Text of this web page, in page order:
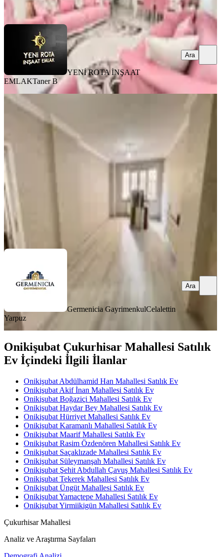
YENİ ROTA İNŞAAT
EMLAKTaner B
Ara
MANZARALI
Onikişubat, Şehit Evliya Mahallesi
130 m²· Bodrum Kat 01.08.2026
Germenicia Gayrimenkul Celalettin Yarpuz
Ara
Germenicia GayrimenkulCelalettin
Yarpuz
Ara
Onikişubat Çukurhisar Mahallesi Satılık
Ev İçindeki İlgili İlanlar
Onikişubat Abdülhamid Han Mahallesi Satılık Ev
Onikişubat Akif İnan Mahallesi Satılık Ev
Onikişubat Boğaziçi Mahallesi Satılık Ev
Onikişubat Haydar Bey Mahallesi Satılık Ev
Onikişubat Hürriyet Mahallesi Satılık Ev
Onikişubat Karamanlı Mahallesi Satılık Ev
Onikişubat Maarif Mahallesi Satılık Ev
Onikişubat Rasim Özdenören Mahallesi Satılık Ev
Onikişubat Saçaklızade Mahallesi Satılık Ev
Onikişubat Süleymanşah Mahallesi Satılık Ev
Onikişubat Şehit Abdullah Çavuş Mahallesi Satılık Ev
Onikişubat Tekerek Mahallesi Satılık Ev
Onikişubat Üngüt Mahallesi Satılık Ev
Onikişubat Yamaçtepe Mahallesi Satılık Ev
Onikişubat Yirmiikigün Mahallesi Satılık Ev
Çukurhisar Mahallesi
Analiz ve Araştırma Sayfaları